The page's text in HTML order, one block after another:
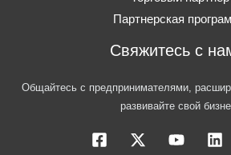
Партнерская
Свяжитесь с
Общайтесь с предпринимателями,
развивайте свой